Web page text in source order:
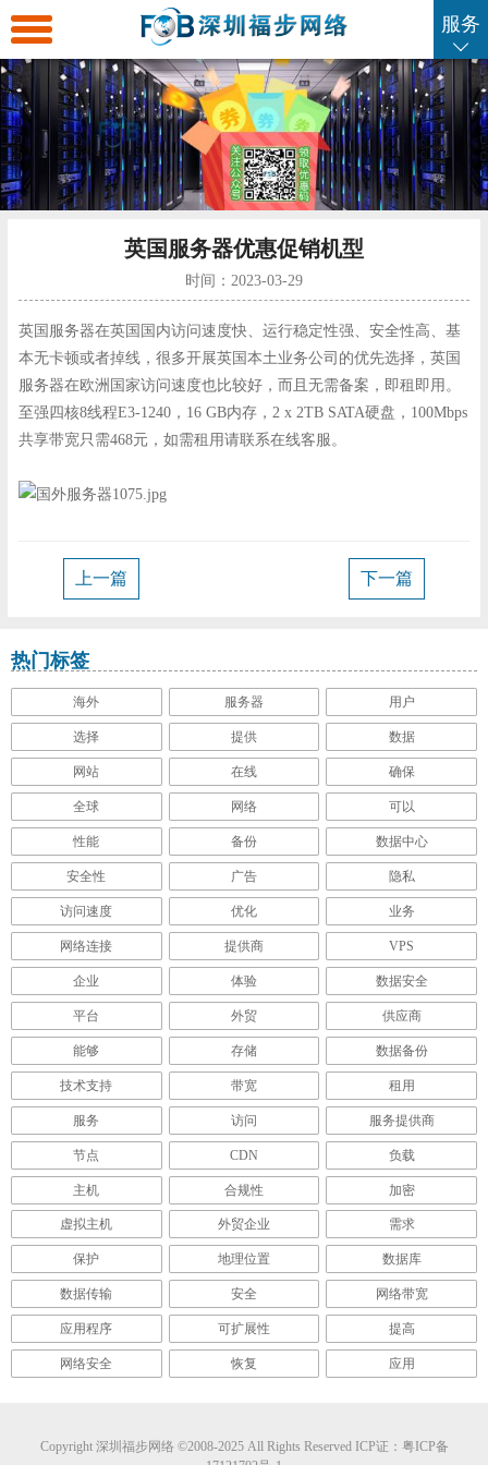
返
回
首
页
海
外
服
器
海
外
主
机
海
虚
拟
主
外
域
名
SSL
证
书
企
业
联
扣
简
介
闻
信
动
态
技
术
持
负
均
衡
服务
英国服务器优惠促销机型
时间：2023-03-29
英国服务器在英国国内访问速度快、运行稳定性强、安全性高、基
本无卡顿或者掉线，很多开展英国本土业务公司的优先选择，英国
服务器在欧洲国家访问速度也比较好，而且无需备案，即租即用。
至强四核8线程E3-1240，16 GB内存，2 x 2TB SATA硬盘，100Mbps
共享带宽只需468元，如需租用请联系在线客服。
上一篇 下一篇
热门标签
海外 服务器 用户
选择 提供 数据
网站 在线 确保
全球 网络 可以
性能 备份 数据中心
安全性 广告 隐私
访问速度 优化 业务
网络连接 提供商 VPS
企业 体验 数据安全
平台 外贸 供应商
能够 存储 数据备份
技术支持 带宽 租用
服务 访问 服务提供商
节点 CDN 负载
主机 合规性 加密
虚拟主机 外贸企业 需求
保护 地理位置 数据库
数据传输 安全 网络带宽
应用程序 可扩展性 提高
网络安全 恢复 应用
Copyright 深圳福步网络 ©2008-2025 All Rights Reserved ICP证： 粤ICP备